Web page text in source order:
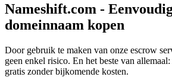
Nameshift.com -
domeinnaam kopen
Door gebruik te maken van onze escrow
geen enkel risico. En het beste van
gratis zonder bijkomende kosten.